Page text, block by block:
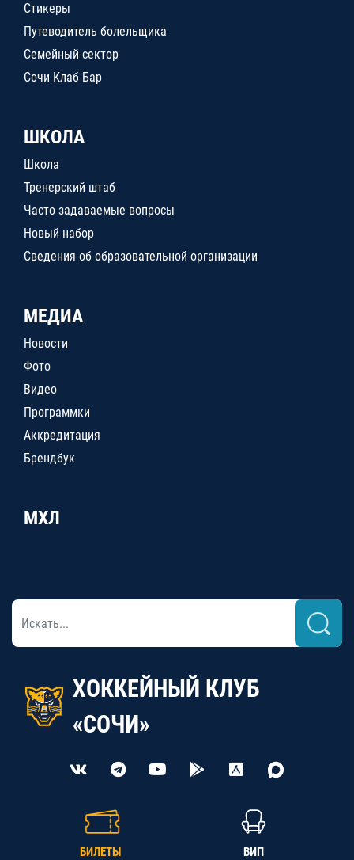
Стикеры
Путеводитель болельщика
Семейный сектор
Сочи Клаб Бар
ШКОЛА
Школа
Тренерский штаб
Часто задаваемые вопросы
Новый набор
Сведения об образовательной организации
МЕДИА
Новости
Фото
Видео
Программки
Аккредитация
Брендбук
МХЛ
ХОККЕЙНЫЙ КЛУБ
«СОЧИ»
БИЛЕТЫ ВИП